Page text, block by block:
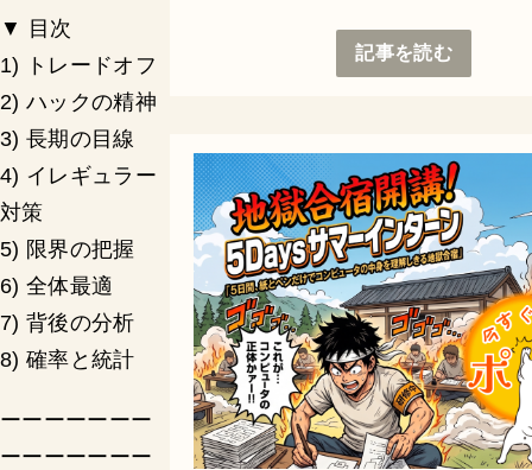
▼ 目次
1) トレードオフ
2) ハックの精神
3) 長期の目線
4) イレギュラー
対策
5) 限界の把握
6) 全体最適
7) 背後の分析
8) 確率と統計
ーーーーーーー
ーーーーーーー
記事を読む